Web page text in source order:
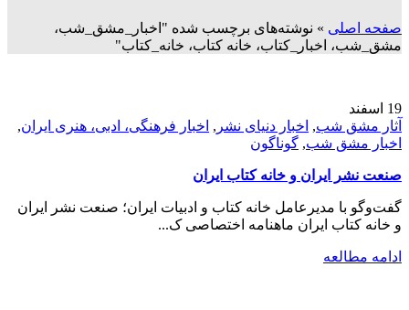
صفحه اصلی » نوشته‌های برچسب شده "اخبار_مشق_شب،
مشق_شب، اخبار_کتاب، خانه کتاب، خانه_کتاب"
19 اسفند
آثار مشق شب, اخبار دنیای نشر , اخبار فرهنگی، ادبی، هنری ایران,
اخبار مشق شب, گوناگون
صنعت نشر ایران و خانه کتاب ایران
گفت‌وگو با مدیرعامل خانه کتاب و ادبیات ایران؛ صنعت نشر ایران
و خانه کتاب ایران ماهنامه اختصاصی ک...
ادامه مطالعه